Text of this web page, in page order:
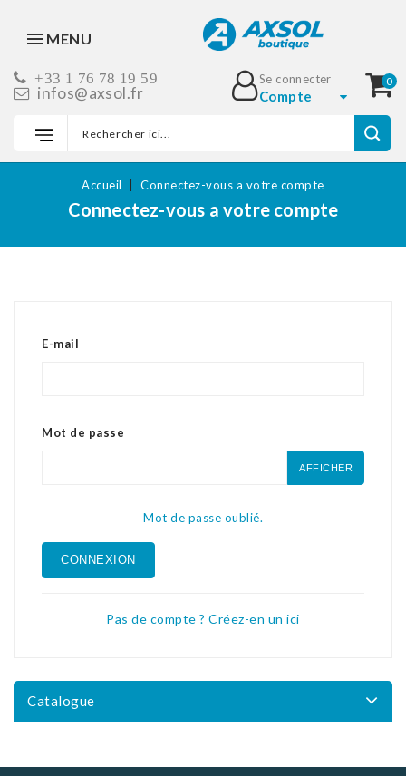
MENU
+33 1 76 78 19 59
infos@axsol.fr
0
Se connecter
Compte
Connectez-vous a votre compte
Accueil Connectez-vous a votre compte
E-mail
Mot de passe
AFFICHER
Mot de passe oublié.
CONNEXION
Pas de compte ? Créez-en un ici
Catalogue